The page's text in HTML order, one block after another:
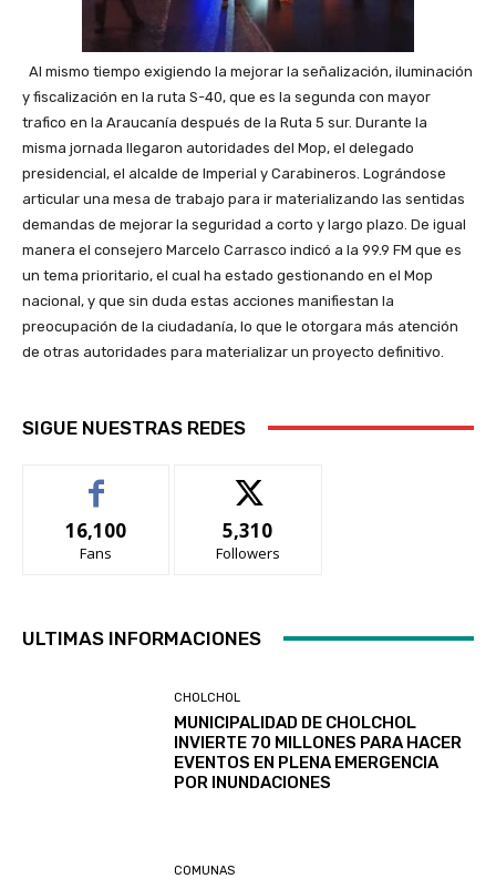
Al mismo tiempo exigiendo la mejorar la señalización, iluminación
y fiscalización en la ruta S-40, que es la segunda con mayor
trafico en la Araucanía después de la Ruta 5 sur. Durante la
misma jornada llegaron autoridades del Mop, el delegado
presidencial, el alcalde de Imperial y Carabineros. Lográndose
articular una mesa de trabajo para ir materializando las sentidas
demandas de mejorar la seguridad a corto y largo plazo. De igual
manera el consejero Marcelo Carrasco indicó a la 99.9 FM que es
un tema prioritario, el cual ha estado gestionando en el Mop
nacional, y que sin duda estas acciones manifiestan la
preocupación de la ciudadanía, lo que le otorgara más atención
de otras autoridades para materializar un proyecto definitivo.
SIGUE NUESTRAS REDES
16,100
Fans
5,310
Followers
ULTIMAS INFORMACIONES
CHOLCHOL
MUNICIPALIDAD DE CHOLCHOL
INVIERTE 70 MILLONES PARA HACER
EVENTOS EN PLENA EMERGENCIA
POR INUNDACIONES
COMUNAS